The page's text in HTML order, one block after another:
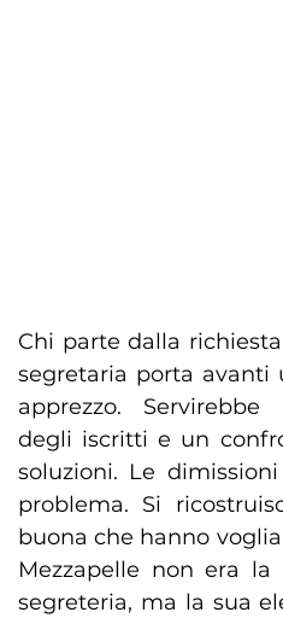
Chi parte dalla
segretaria porta avanti
apprezzo. Servirebbe
degli iscritti e un
soluzioni. Le
problema. Si
buona che hanno
Mezzapelle non era
segreteria, ma la sua